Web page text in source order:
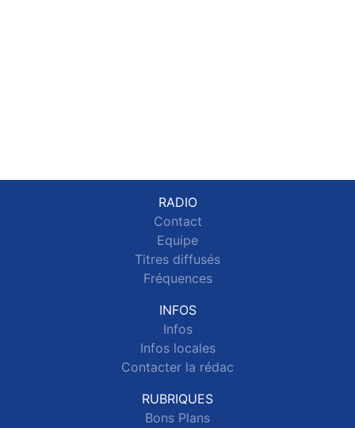
RADIO
Contact
Equipe
Titres diffusés
Fréquences
INFOS
Infos
Infos locales
Contacter la rédac
RUBRIQUES
Bons Plans